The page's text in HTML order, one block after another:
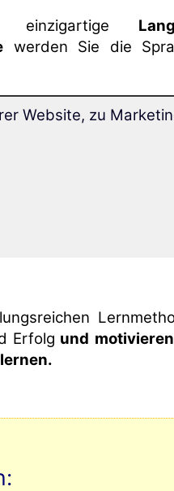
einzigartige
werden Sie die
Erfolg und
Website, zu